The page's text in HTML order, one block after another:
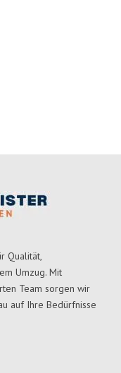
Qualität,
Umzug. Mit
Team sorgen wir
auf Ihre Bedürfnisse